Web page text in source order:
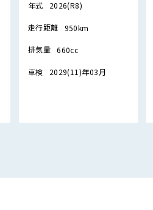
年式 2026(R8)
走行距離 950km
排気量 660cc
車検 2029(11)年03月